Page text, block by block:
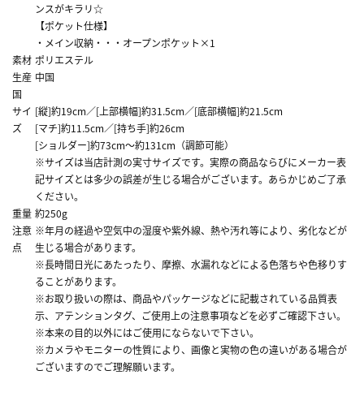
ンスがキラリ☆
【ポケット仕様】
・メイン収納・・・オープンポケット×1
素材 ポリエステル
生産
国
中国
サイ
ズ
[縦]約19cm／[上部横幅]約31.5cm／[底部横幅]約21.5cm
[マチ]約11.5cm／[持ち手]約26cm
[ショルダー]約73cm～約131cm（調節可能）
※サイズは当店計測の実寸サイズです。実際の商品ならびにメーカー表
記サイズとは多少の誤差が生じる場合がございます。あらかじめご了承
ください。
重量 約250g
注意
点
※年月の経過や空気中の湿度や紫外線、熱や汚れ等により、劣化などが
生じる場合があります。
※長時間日光にあたったり、摩擦、水漏れなどによる色落ちや色移りす
ることがあります。
※お取り扱いの際は、商品やパッケージなどに記載されている品質表
示、アテンションタグ、ご使用上の注意事項などを必ずご確認下さい。
※本来の目的以外にはご使用にならないで下さい。
※カメラやモニターの性質により、画像と実物の色の違いがある場合が
ございますのでご理解願います。